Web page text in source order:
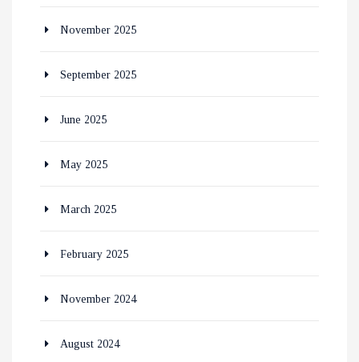
November 2025
September 2025
June 2025
May 2025
March 2025
February 2025
November 2024
August 2024